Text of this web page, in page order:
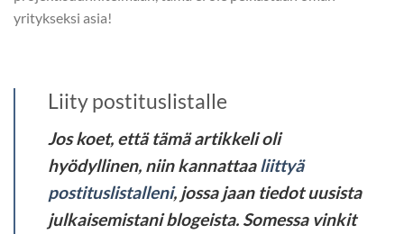
yritykseksi asia!
Liity postituslistalle
Jos koet, että tämä artikkeli oli
hyödyllinen, niin kannattaa liittyä
postituslistalleni, jossa jaan tiedot uusista
julkaisemistani blogeista. Somessa vinkit